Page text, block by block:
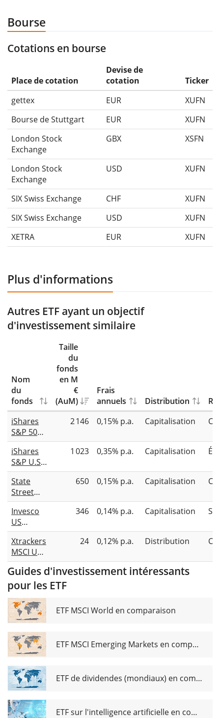
Bourse
Cotations en bourse
Place de cotation
Devise de
cotation
Ticker
gettex
EUR
XUFN
Bourse de Stuttgart
EUR
XUFN
London Stock
Exchange
GBX XSFN
London Stock
Exchange
USD XUFN
SIX Swiss Exchange CHF
XUFN
SIX Swiss Exchange
USD
XUFN
XETRA
EUR XUFN
Plus d'informations
Autres ETF ayant un objectif
d'investissement similaire
Nom
du
fonds
Taille
du
fonds
en M
€
(AuM)
Frais
annuels
Distribution
iShares
S&P 500
Financials
Sector
UCITS ETF
(Acc)
2 146 0,15% p.a. Capitalisation
iShares
S&P U.S.
Banks
UCITS ETF
USD (Acc)
1 023 0,35% p.a. Capitalisation
State
Street
SPDR
S&P U.S.
Financials
Select
Sector
UCITS ETF
USD
650 0,15% p.a. Capitalisation
Invesco
US
Financials
Sector
UCITS ETF
346 0,14% p.a. Capitalisation
Xtrackers
MSCI USA
Banks
UCITS ETF
1D
24 0,12% p.a. Distribution
Guides d'investissement intéressants
pour les ETF
ETF MSCI World en comparaison
ETF MSCI Emerging Markets en comparaison
ETF de dividendes (mondiaux) en comparaison
ETF sur l'intelligence artificielle en comparaison